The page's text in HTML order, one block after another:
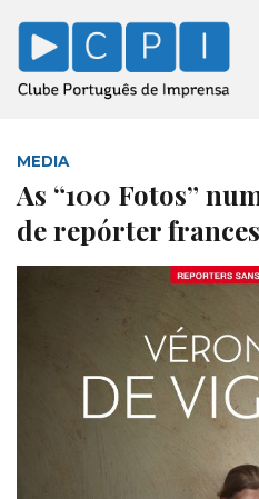
MEDIA
As “100 Fotos”
de repórter